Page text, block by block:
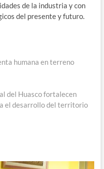
de la industria y con
del presente y futuro.
humana en terreno
del Huasco fortalecen
el desarrollo del territorio